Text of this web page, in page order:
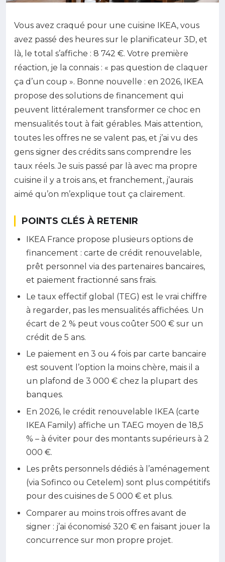
Vous avez craqué pour une cuisine IKEA, vous
avez passé des heures sur le planificateur 3D, et
là, le total s’affiche : 8 742 €. Votre première
réaction, je la connais : « pas question de claquer
ça d’un coup ». Bonne nouvelle : en 2026, IKEA
propose des solutions de financement qui
peuvent littéralement transformer ce choc en
mensualités tout à fait gérables. Mais attention,
toutes les offres ne se valent pas, et j’ai vu des
gens signer des crédits sans comprendre les
taux réels. Je suis passé par là avec ma propre
cuisine il y a trois ans, et franchement, j’aurais
aimé qu’on m’explique tout ça clairement.
POINTS CLÉS À RETENIR
IKEA France propose plusieurs options de
financement : carte de crédit renouvelable,
prêt personnel via des partenaires bancaires,
et paiement fractionné sans frais.
Le taux effectif global (TEG) est le vrai chiffre
à regarder, pas les mensualités affichées. Un
écart de 2 % peut vous coûter 500 € sur un
crédit de 5 ans.
Le paiement en 3 ou 4 fois par carte bancaire
est souvent l’option la moins chère, mais il a
un plafond de 3 000 € chez la plupart des
banques.
En 2026, le crédit renouvelable IKEA (carte
IKEA Family) affiche un TAEG moyen de 18,5
% – à éviter pour des montants supérieurs à 2
000 €.
Les prêts personnels dédiés à l’aménagement
(via Sofinco ou Cetelem) sont plus compétitifs
pour des cuisines de 5 000 € et plus.
Comparer au moins trois offres avant de
signer : j’ai économisé 320 € en faisant jouer la
concurrence sur mon propre projet.